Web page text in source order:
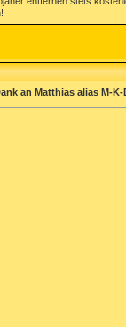
an Matthias alias M-K-